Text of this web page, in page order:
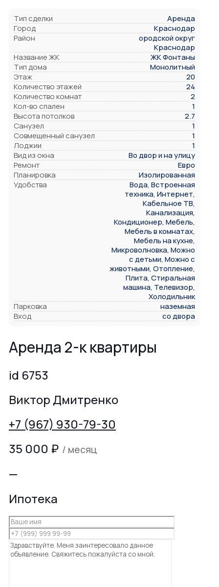
Тип сделки
Аренда
Город
Краснодар
Район
ородской округ
Краснодар
Название ЖК
ЖК Фонтаны
Тип дома
Монолитный
Этаж
20
Количество этажей
24
Количество комнат
2
Кол-во спален
1
Высота потолков
2.7
Санузел
1
Совмещенный санузел
1
Лоджии
1
Вид из окна
Во двор и на улицу
Ремонт
Евро
Планировка
Изолированная
Удобства
Вода, Встроенная
техника, Интернет,
Кабельное ТВ,
Канализация,
Кондиционер, Мебель,
Мебель в комнатах,
Мебель на кухне,
Микроволновка, Можно
с детьми, Можно с
животными, Отопление,
Плита, Стиральная
машина, Телевизор,
Холодильник
Парковка
наземная
Вход
со двора
Аренда 2-к квартиры
id 6753
Виктор Дмитренко
+7 (967) 930-79-30
35 000 ₽ / месяц
—
Ипотека